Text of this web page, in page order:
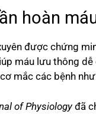
hoàn
được chứng
máu lưu thông
mắc các bệnh
of Physiologyđã